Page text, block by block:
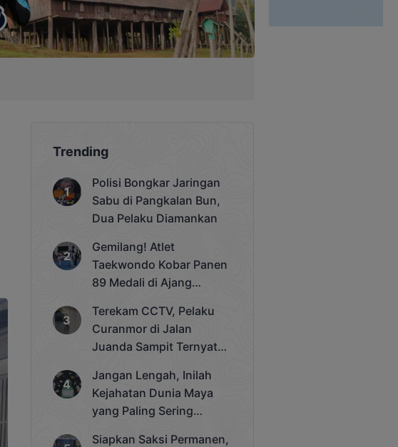
Trending
Polisi Bongkar Jaringan
Sabu di Pangkalan Bun,
Dua Pelaku Diamankan
Gemilang! Atlet
Taekwondo Kobar Panen
89 Medali di Ajang
Cup 2025
Terekam CCTV, Pelaku
Curanmor di Jalan
Juanda Sampit Ternyata
Jangan Lengah, Inilah
Kejahatan Dunia Maya
yang Paling Sering
Siapkan Saksi Permanen,